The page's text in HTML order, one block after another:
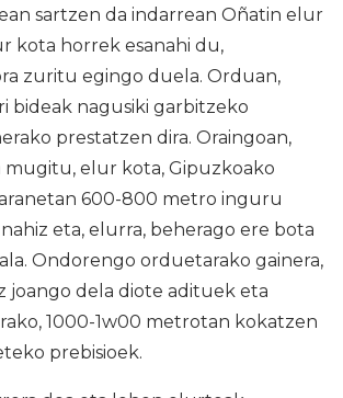
sartzen da indarrean Oñatin elur
kota horrek esanahi du,
zuritu egingo duela. Orduan,
bideak nagusiki garbitzeko
prestatzen dira. Oraingoan,
mugitu, elur kota, Gipuzkoako
600-800 metro inguru
eta, elurra, beherago ere bota
Ondorengo orduetarako gainera,
joango dela diote adituek eta
1000-1w00 metrotan kokatzen
prebisioek.